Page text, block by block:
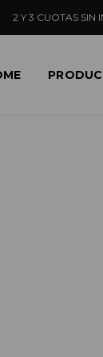
2 Y 3 CUOTAS SIN